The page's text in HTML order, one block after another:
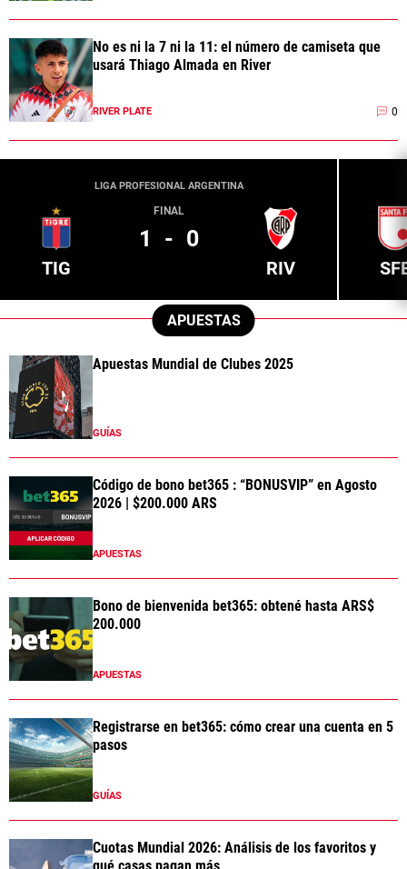
No es ni la 7 ni la 11: el número de camiseta que
usará Thiago Almada en River
RIVER PLATE 0
LIGA PROFESIONAL ARGENTINA
TIG
FINAL
1 - 0
RIV
APUESTAS
Apuestas Mundial de Clubes 2025
GUÍAS
Código de bono bet365 : “BONUSVIP” en Agosto
2026 | $200.000 ARS
APUESTAS
Bono de bienvenida bet365: obtené hasta ARS$
200.000
APUESTAS
Registrarse en bet365: cómo crear una cuenta en 5
pasos
GUÍAS
Cuotas Mundial 2026: Análisis de los favoritos y